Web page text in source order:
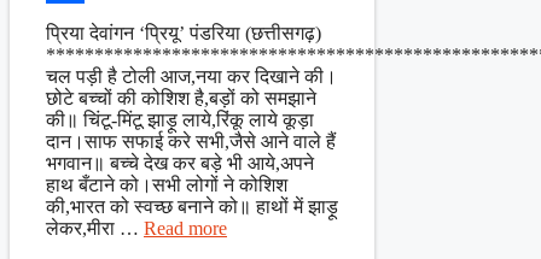
Share
प्रिया देवांगन ‘प्रियू’ पंडरिया (छत्तीसगढ़)
चल पड़ी है टोली आज,नया कर दिखाने की।
छोटे बच्चों की कोशिश है,बड़ों को समझाने
की॥ चिंटू-मिंटू झाड़ू लाये,रिंकू लाये कूड़ा
दान।साफ सफाई करे सभी,जैसे आने वाले हैं
भगवान॥ बच्चे देख कर बड़े भी आये,अपने
हाथ बँटाने को।सभी लोगों ने कोशिश
की,भारत को स्वच्छ बनाने को॥ हाथों में झाड़ू
लेकर,मीरा … Read more